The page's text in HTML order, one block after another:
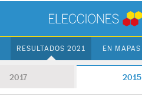
RESULTADOS 2021 EN MAPAS
2017 2015